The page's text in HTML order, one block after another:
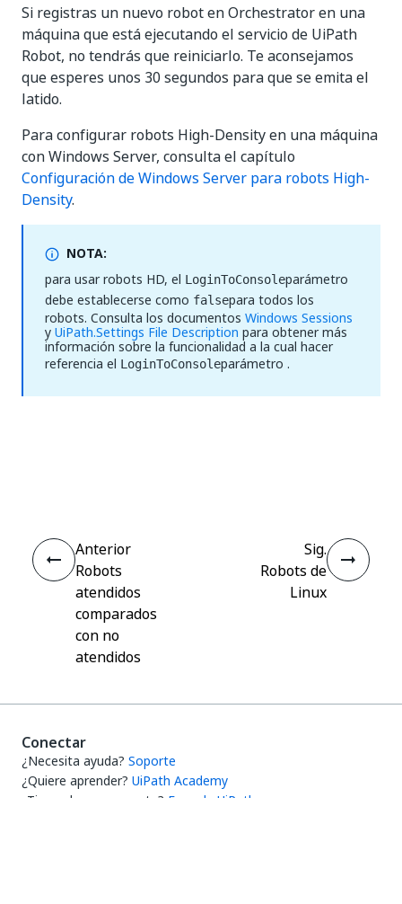
Si registras un nuevo robot en Orchestrator en una
máquina que está ejecutando el servicio de UiPath
Robot, no tendrás que reiniciarlo. Te aconsejamos
que esperes unos 30 segundos para que se emita el
latido.
Para configurar robots High-Density en una máquina
con Windows Server, consulta el capítulo
Configuración de Windows Server para robots High-
Density.
NOTA:
para usar robots HD, el LoginToConsoleparámetro
debe establecerse como falsepara todos los
robots. Consulta los documentos Windows Sessions
yUiPath.Settings File Description para obtener más
información sobre la funcionalidad a la cual hacer
referencia el LoginToConsoleparámetro .
Anterior
Robots
atendidos
comparados
con no
atendidos
Sig.
Robots de
Linux
Conectar
¿Necesita ayuda? Soporte
¿Quiere aprender? UiPath Academy
¿Tiene alguna pregunta? Foro de UiPath